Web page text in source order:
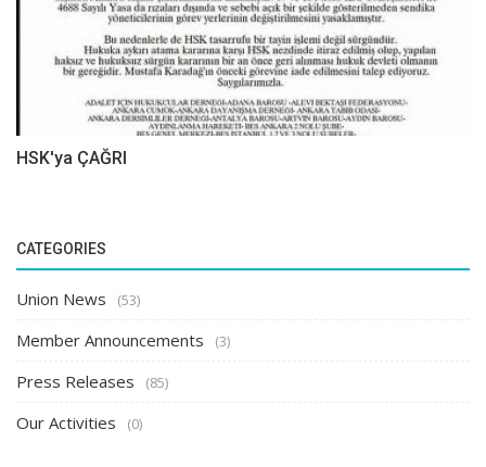
HSK'ya ÇAĞRI
CATEGORIES
Union News (53)
Member Announcements (3)
Press Releases (85)
Our Activities (0)